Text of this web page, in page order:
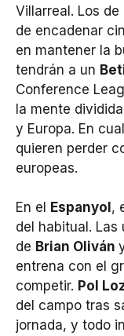
Villarreal. Los de
de encadenar
en mantener la
tendrán a un
Conference
la mente
y Europa. En
quieren perder
europeas.
En el Espanyol ,
del habitual.
de Brian Oliván
entrena con el
competir. Pol
del campo tras
jornada, y todo